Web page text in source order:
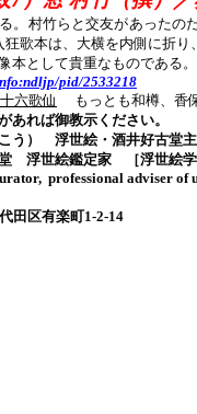
。村竹らと交友があったの
狂歌本は、大横を内側に折り
本として貴重なものである。
pid/2533218
六歌仙
もっとも和樽、香
あれば御教示ください。
う） 浮世絵・酒井好古
浮世絵鑑定家 ［浮世絵
professional adviser of
田区有楽町1-2-14